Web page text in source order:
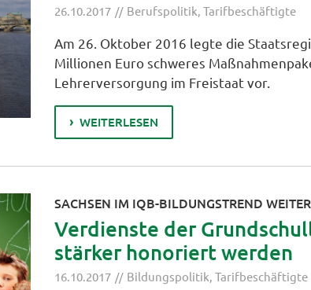
26.10.2017 Berufspolitik ,Tarifbeschäftigte
Am 26. Oktober 2016 legte die
Millionen Euro schweres
Lehrerversorgung im Freistaat vor.
WEITERLESEN
SACHSEN IM IQB-BILDUNGSTREND
Verdienste der
stärker honoriert werden
16.10.2017 Bildungspolitik ,Tarifbeschäftigte